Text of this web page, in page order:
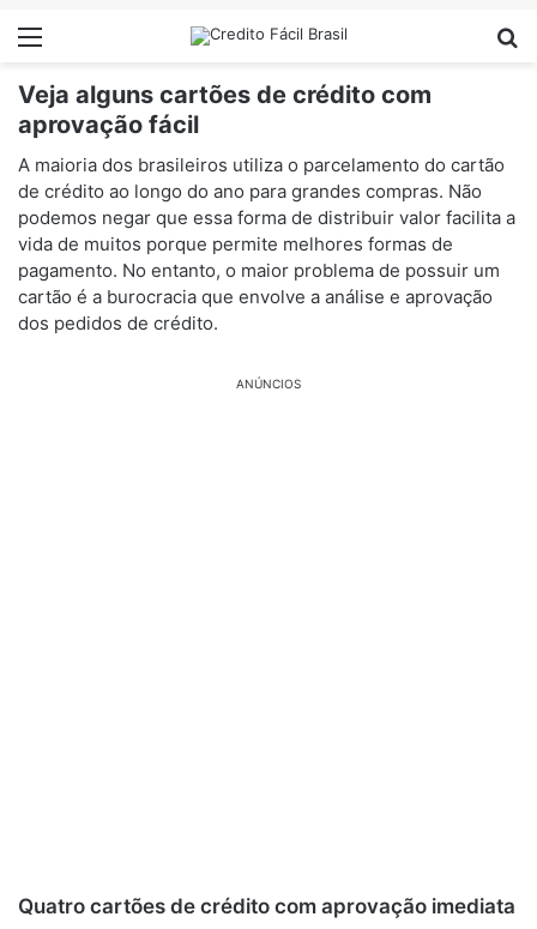
Menu
Veja alguns cartões de crédito com
aprovação fácil
A maioria dos brasileiros utiliza o parcelamento do cartão
de crédito ao longo do ano para grandes compras. Não
podemos negar que essa forma de distribuir valor facilita a
vida de muitos porque permite melhores formas de
pagamento. No entanto, o maior problema de possuir um
cartão é a burocracia que envolve a análise e aprovação
dos pedidos de crédito.
ANÚNCIOS
Quatro cartões de crédito com aprovação imediata